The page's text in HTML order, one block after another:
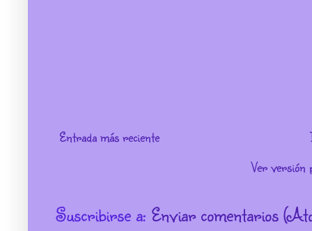
Entrada más reciente
Ver versión
Suscribirse a: Enviar comentarios